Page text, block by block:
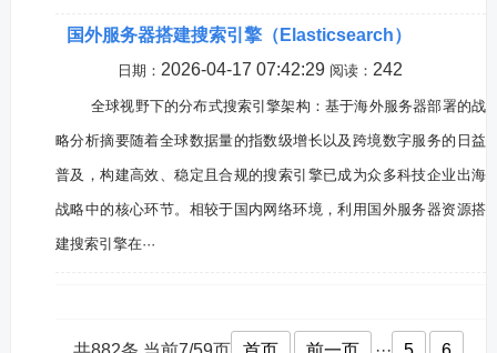
国外服务器搭建搜索引擎（Elasticsearch）
日期： 2026-04-17 07:42:29 阅读： 242
全球视野下的分布式搜索引擎架构：基于海外服务器部署的战
略分析摘要随着全球数据量的指数级增长以及跨境数字服务的日益
普及，构建高效、稳定且合规的搜索引擎已成为众多科技企业出海
战略中的核心环节。相较于国内网络环境，利用国外服务器资源搭
建搜索引擎在···